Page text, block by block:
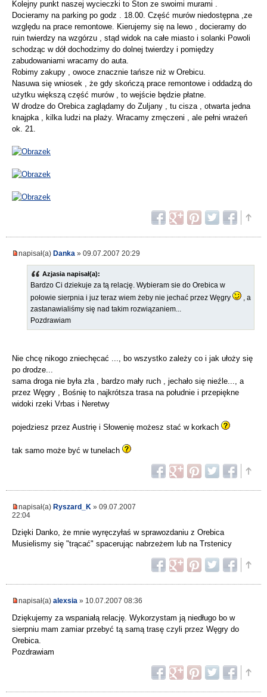
Kolejny punkt naszej wycieczki to Ston ze swoimi murami .
Docieramy na parking po godz . 18.00. Część murów niedostępna ,ze
względu na prace remontowe. Kierujemy się na lewo , docieramy do
ruin twierdzy na wzgórzu , stąd widok na całe miasto i solanki Powoli
schodząc w dół dochodzimy do dolnej twierdzy i pomiędzy
zabudowaniami wracamy do auta.
Robimy zakupy , owoce znacznie tańsze niż w Orebicu.
Nasuwa się wniosek , że gdy skończą prace remontowe i oddadzą do
użytku większą część murów , to wejście będzie płatne.
W drodze do Orebica zaglądamy do Zuljany , tu cisza , otwarta jedna
knajpka , kilka ludzi na plaży. Wracamy zmęczeni , ale pełni wrażeń
ok. 21.
napisał(a) Danka » 09.07.2007 20:29
Azjasia napisał(a):
Bardzo Ci dziekuje za tą relację. Wybieram sie do Orebica w
połowie sierpnia i juz teraz wiem żeby nie jechać przez Węgry
, a
zastanawialiśmy się nad takim rozwiązaniem...
Pozdrawiam
Nie chcę nikogo zniechęcać ..., bo wszystko zależy co i jak ułoży się
po drodze...
sama droga nie była zła , bardzo mały ruch , jechało się nieźle..., a
przez Węgry , Bośnię to najkrótsza trasa na południe i przepiękne
widoki rzeki Vrbas i Neretwy
pojedziesz przez Austrię i Słowenię możesz stać w korkach
tak samo może być w tunelach
napisał(a) Ryszard_K » 09.07.2007
22:04
Dzięki Danko, że mnie wyręczyłaś w sprawozdaniu z Orebica
Musielismy się "trącać" spacerując nabrzeżem lub na Trstenicy
napisał(a) alexsia » 10.07.2007 08:36
Dziękujemy za wspaniałą relację. Wykorzystam ją niedługo bo w
sierpniu mam zamiar przebyć tą samą trasę czyli przez Węgry do
Orebica.
Pozdrawiam